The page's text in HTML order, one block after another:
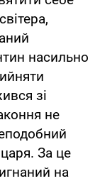
насильно
зі
не
За це
на